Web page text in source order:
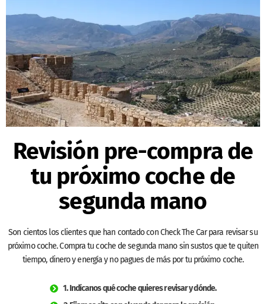
Revisión pre-compra de
tu próximo coche de
segunda mano
Son cientos los clientes que han contado con Check The Car para revisar su
próximo coche. Compra tu coche de segunda mano sin sustos que te quiten
tiempo, dinero y energía y no pagues de más por tu próximo coche.
1. Indícanos qué coche quieres revisar y dónde.